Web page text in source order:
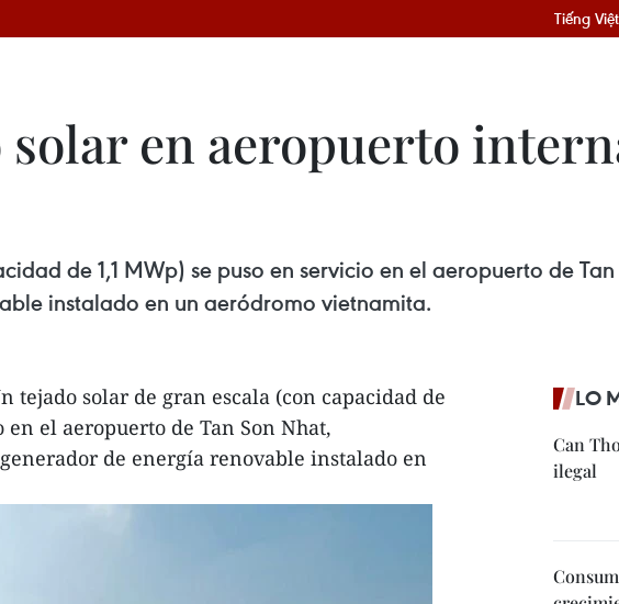
Tiếng Việt
en aeropuerto
de 1,1 MWp) se puso en servicio en el aeropuerto de
instalado en un aeródromo vietnamita.
tejado solar de gran escala (con capacidad de
el aeropuerto de Tan Son Nhat,
de energía renovable instalado en
LO
Can
ilegal